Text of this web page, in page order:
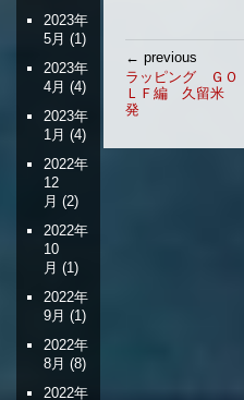
稿
ナ
ビ
← previous
ラッピング ＧＯ
ＬＦ編 久留米
発
2023年
5月 (1)
2023年
4月 (4)
2023年
1月 (4)
2022年
12
月 (2)
2022年
10
月 (1)
2022年
9月 (1)
2022年
8月 (8)
2022年